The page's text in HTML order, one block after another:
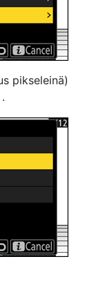
pikseleinä)
.